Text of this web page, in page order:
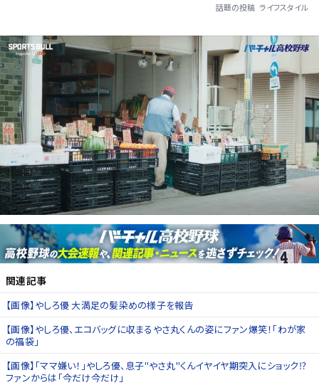
話題の投稿 ライフスタイル
関連記事
【画像】やしろ優 大満足の髪染めの様子を報告
【画像】やしろ優、エコバッグに収まるやさ丸くんの姿にファン爆笑！「わが家
の福袋」
【画像】「ママ嫌い！」やしろ優、息子"やさ丸"くんイヤイヤ期突入にショック⁉
ファンからは「今だけ今だけ」